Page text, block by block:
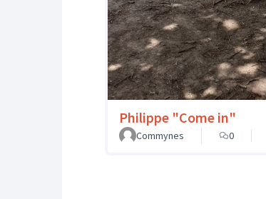
Philippe "Come in"
Commynes
0